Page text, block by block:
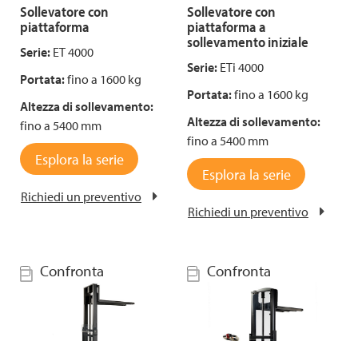
Sollevatore con
piattaforma
Serie: ET 4000
Portata:fino a 1600 kg
Altezza di sollevamento:
fino a 5400 mm
Esplora la serie
Richiedi un preventivo
Sollevatore con
piattaforma a
sollevamento iniziale
Serie: ETi 4000
Portata:fino a 1600 kg
Altezza di sollevamento:
fino a 5400 mm
Esplora la serie
Richiedi un preventivo
Confronta Confronta